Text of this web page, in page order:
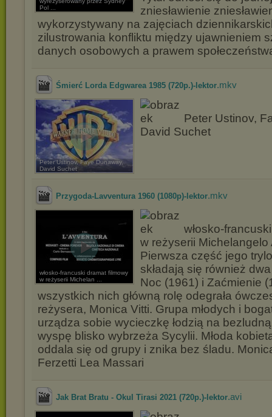
Pol ...
zniesławienie
wykorzystywany na zajęciach
zilustrowania konfliktu między ujawnieniem
danych osobowych a prawem
Śmierć Lorda Edgwarea 1985 (720p.)-lektor.mkv
Peter Ustinov, Faye Dunaway,
David Suchet
Peter Ustinov,
David Suchet
Przygoda-Lavventura 1960 (1080p)-lektor.mkv
włosko-francuski dramat filmowy
w reżyserii Michelan ...
włosko-
w reżyserii Michelangelo
Pierwsza część jego
składają się również
Noc (1961) i Zaćmienie
wszystkich nich główną rolę odegrała
reżysera, Monica Vitti. Grupa młodych i
urządza sobie wycieczkę łodzią na
wyspę blisko wybrzeża Sycylii. Młoda
oddala się od grupy i znika bez śladu.
Ferzetti Lea Massari
Jak Brat Bratu - Okul Tirasi 2021 (720p.)-lektor.avi